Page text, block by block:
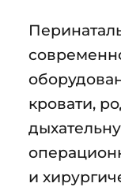
кровати,
и